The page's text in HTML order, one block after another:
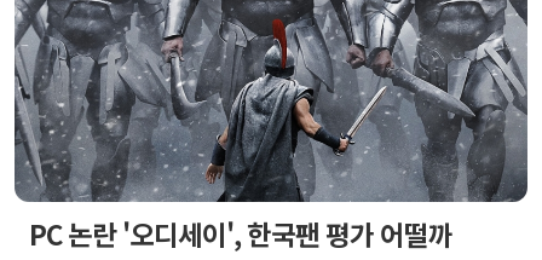
PC 논란 '오디세이', 한국팬 평가 어떨까